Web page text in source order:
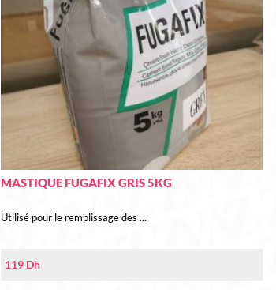
MASTIQUE FUGAFIX GRIS 5KG
Utilisé pour le remplissage des ...
119 Dh